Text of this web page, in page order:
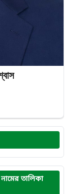
তালিকা